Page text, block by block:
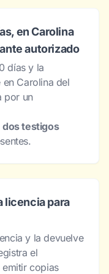
en Carolina
autorizado
días y la
Carolina del
por un
dos testigos
licencia para
y la devuelve
el
copias